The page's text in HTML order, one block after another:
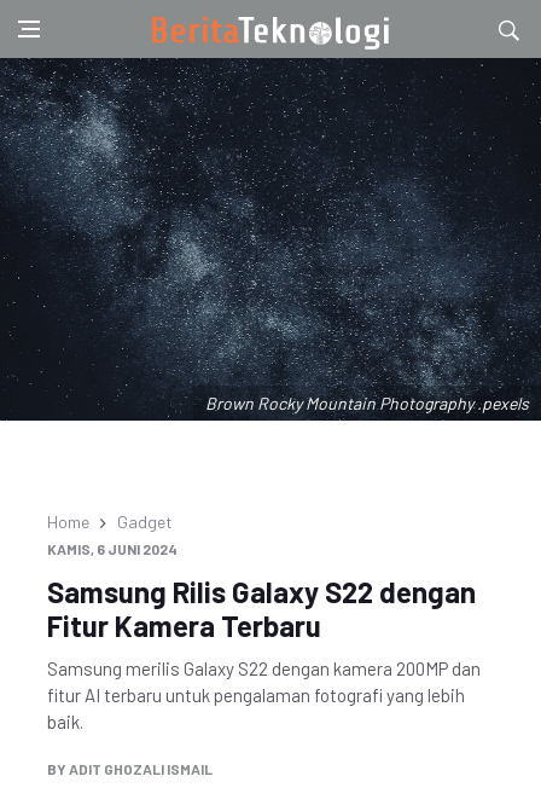
Brown Rocky Mountain Photography .pexels
Home Gadget
KAMIS, 6 JUNI 2024
Samsung Rilis Galaxy S22 dengan
Fitur Kamera Terbaru
Samsung merilis Galaxy S22 dengan kamera 200MP dan
fitur AI terbaru untuk pengalaman fotografi yang lebih
baik.
BY ADIT GHOZALI ISMAIL